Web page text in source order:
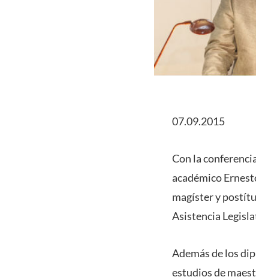
07.09.2015
Con la
académico
magíster y
Asistencia
Además de los
estudios de